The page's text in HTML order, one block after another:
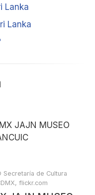
Lanka
Lanka
Secretaría de Cultura
flickr.com